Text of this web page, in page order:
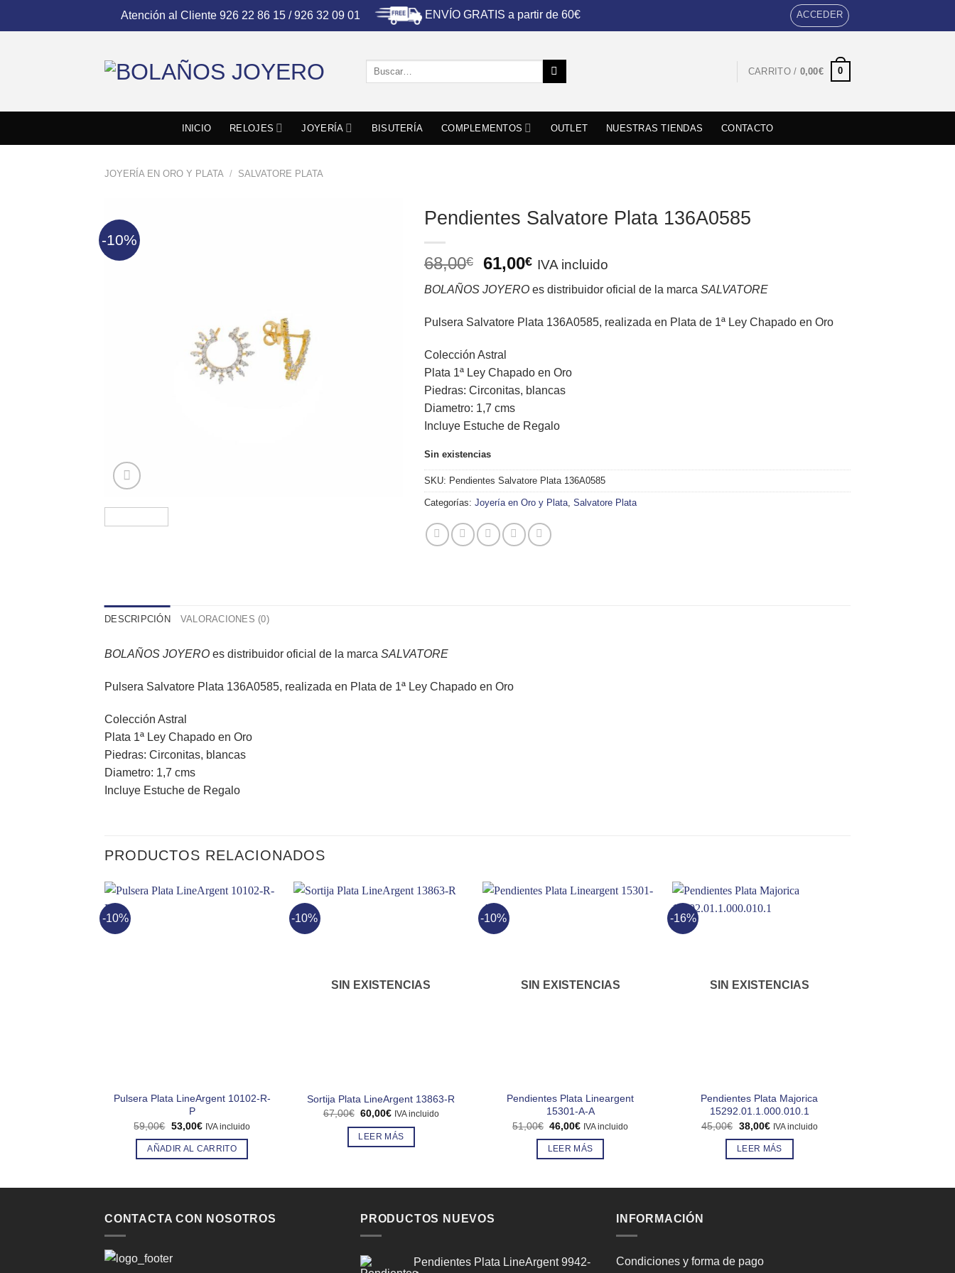
Atención al Cliente 926 22 86 15 / 926 32 09 01 ENVÍO GRATIS a partir de 60€ ACCEDER
Buscar
CARRITO / 0,00€ 0
INICIO RELOJES JOYERÍA BISUTERÍA COMPLEMENTOS OUTLET NUESTRAS TIENDAS CONTACTO
JOYERÍA EN ORO Y PLATA / SALVATORE PLATA
-10%
Pendientes Salvatore Plata 136A0585
68,00€
El
original
era:
68,00€.
61,00€El
actual
es:
61,00€.
IVA incluido
BOLAÑOS JOYERO es distribuidor oficial de la marca SALVATORE
Pulsera Salvatore Plata 136A0585, realizada en Plata de 1ª Ley Chapado en Oro
Colección Astral
Plata 1ª Ley Chapado en Oro
Piedras: Circonitas, blancas
Diametro: 1,7 cms
Incluye Estuche de Regalo
Sin existencias
SKU: Pendientes Salvatore Plata 136A0585
Categorías: Joyería en Oro y Plata, Salvatore Plata
DESCRIPCIÓN VALORACIONES (0)
BOLAÑOS JOYERO es distribuidor oficial de la marca SALVATORE
Pulsera Salvatore Plata 136A0585, realizada en Plata de 1ª Ley Chapado en Oro
Colección Astral
Plata 1ª Ley Chapado en Oro
Piedras: Circonitas, blancas
Diametro: 1,7 cms
Incluye Estuche de Regalo
PRODUCTOS RELACIONADOS
-10%
Pulsera Plata LineArgent 10102-R-
P
59,00€ El
precio
original
era:
53,00€El
actual
es:
IVA incluido
AÑADIR AL CARRITO
-10%
SIN EXISTENCIAS
Sortija Plata LineArgent 13863-R
67,00€ El
original
era:
60,00€El
actual
es:
IVA incluido
LEER MÁS
-10%
SIN EXISTENCIAS
Pendientes Plata Lineargent
15301-A-A
51,00€ El
precio
original
era:
46,00€El
actual
es:
IVA incluido
LEER MÁS
-16%
SIN EXISTENCIAS
Pendientes Plata Majorica
15292.01.1.000.010.1
45,00€ El
precio
original
era:
38,00€El
actual
es:
IVA incluido
LEER MÁS
CONTACTA CON NOSOTROS PRODUCTOS NUEVOS
Pendientes Plata LineArgent 9942-
INFORMACIÓN
Condiciones y forma de pago